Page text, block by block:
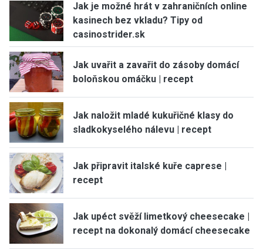
Jak je možné hrát v zahraničních online
kasinech bez vkladu? Tipy od
casinostrider.sk
Jak uvařit a zavařit do zásoby domácí
boloňskou omáčku | recept
Jak naložit mladé kukuřičné klasy do
sladkokyselého nálevu | recept
Jak připravit italské kuře caprese |
recept
Jak upéct svěží limetkový cheesecake |
recept na dokonalý domácí cheesecake